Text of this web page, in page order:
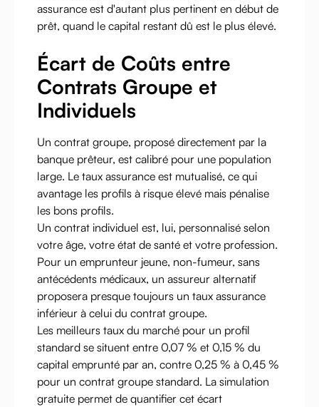
assurance est d'autant plus pertinent en début de
prêt, quand le capital restant dû est le plus élevé.
Écart de Coûts entre
Contrats Groupe et
Individuels
Un contrat groupe, proposé directement par la
banque prêteur, est calibré pour une population
large. Le taux assurance est mutualisé, ce qui
avantage les profils à risque élevé mais pénalise
les bons profils.
Un contrat individuel est, lui, personnalisé selon
votre âge, votre état de santé et votre profession.
Pour un emprunteur jeune, non-fumeur, sans
antécédents médicaux, un assureur alternatif
proposera presque toujours un taux assurance
inférieur à celui du contrat groupe.
Les meilleurs taux du marché pour un profil
standard se situent entre 0,07 % et 0,15 % du
capital emprunté par an, contre 0,25 % à 0,45 %
pour un contrat groupe standard. La simulation
gratuite permet de quantifier cet écart